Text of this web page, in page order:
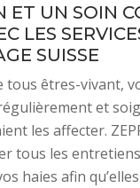
ET UN SOIN
LES
SUISSE
tous êtres-vivant,
et
les affecter.
tous les
haies afin